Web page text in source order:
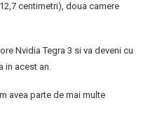
centimetri), doua camere
Nvidia Tegra 3 si va deveni cu
in acest an.
avea parte de mai multe